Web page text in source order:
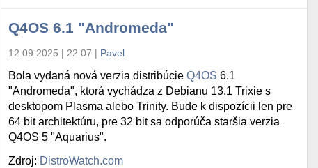
Q4OS 6.1 "Andromeda"
12.09.2025 | 22:07 | Pavel
Bola vydaná nová verzia distribúcieQ4OS 6.1
"Andromeda", ktorá vychádza z Debianu 13.1 Trixie s
desktopom Plasma alebo Trinity. Bude k dispozícii len pre
64 bit architektúru, pre 32 bit sa odporúča staršia verzia
Q4OS 5 "Aquarius".
Zdroj: DistroWatch.com